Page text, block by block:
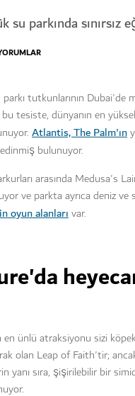
su parkında sınırsız
tutkunlarının Dubai'de
tesiste, dünyanın en
Atlantis, The Palm'ın
bulunuyor.
arasında Medusa's
ve parkta ayrıca deniz
oyun alanlarıvar.
ünlü atraksiyonu sizi
olan Leap of Faith'tir;
yanı sıra, şişirilebilir bir